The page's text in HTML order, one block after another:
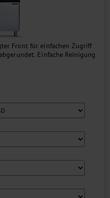
Front für einfachen Zugriff
Einfache Reinigung